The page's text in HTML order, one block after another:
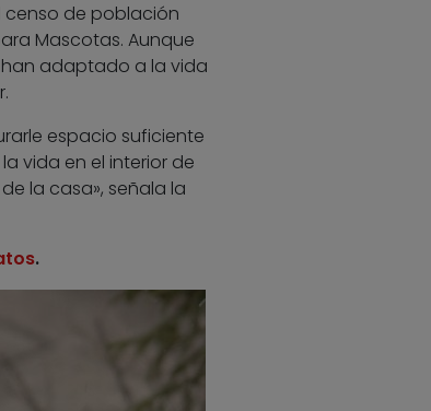
censo de población
Mascotas. Aunque
adaptado a la vida
espacio suficiente
vida en el interior de
la casa», señala la
.